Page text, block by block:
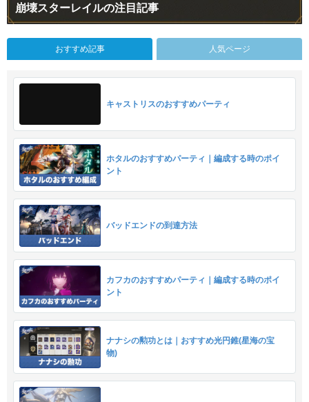
崩壊スターレイルの注目記事
おすすめ記事 人気ページ
キャストリスのおすすめパーティ
ホタルのおすすめパーティ｜編成する時のポイ
ント
バッドエンドの到達方法
カフカのおすすめパーティ｜編成する時のポイ
ント
ナナシの勲功とは｜おすすめ光円錐(星海の宝
物)